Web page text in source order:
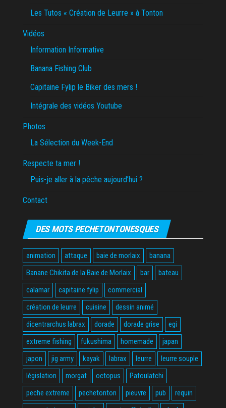
Les Tutos « Création de Leurre » à Tonton
Vidéos
Information Informative
Banana Fishing Club
Capitaine Fylip le Biker des mers !
Intégrale des vidéos Youtube
Photos
La Sélection du Week-End
Respecte ta mer !
Puis-je aller à la pêche aujourd’hui ?
Contact
DES MOTS PECHETONTONESQUES
animation attaque baie de morlaix
banana
Banane Chikita de la Baie de Morlaix
bar
bateau
calamar
capitaine fylip
commercial
création de leurre
cuisine
dessin animé
dicentrarchus labrax
dorade dorade grise
egi
extreme fishing
fukushima homemade
japan
japon
jig army kayak labrax leurre
leurre souple
législation
morgat octopus
Patoulatchi
peche extreme
pechetonton pieuvre pub
requin